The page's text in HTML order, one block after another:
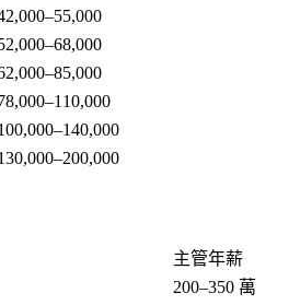
主管年薪
200–350 萬